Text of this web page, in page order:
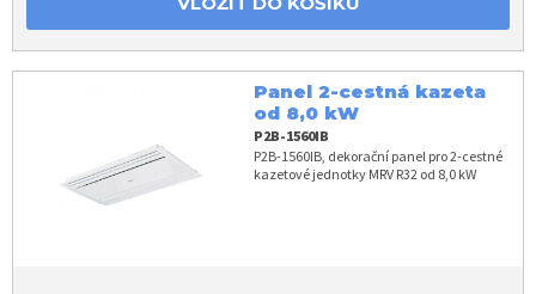
Panel 2-cestná kazeta
od 8,0 kW
P2B-1560IB
P2B-1560IB, dekorační panel pro 2-cestné
kazetové jednotky MRV R32 od 8,0 kW